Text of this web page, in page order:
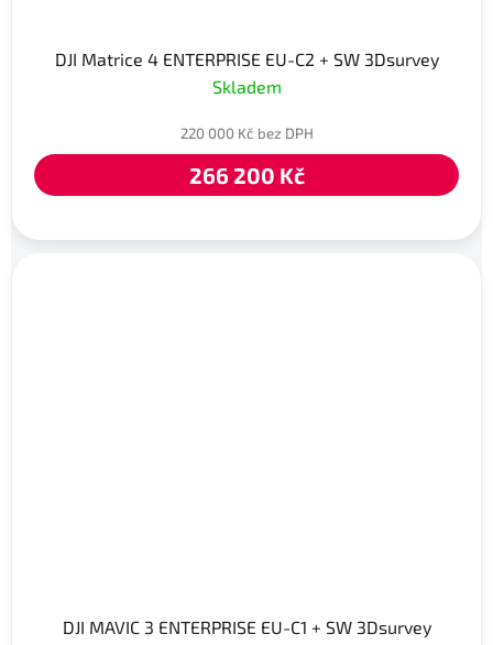
DJI Matrice 4 ENTERPRISE EU-C2 + SW 3Dsurvey
Skladem
220 000 Kč bez DPH
266 200 Kč
DJI MAVIC 3 ENTERPRISE EU-C1 + SW 3Dsurvey